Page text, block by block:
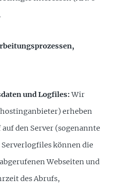
und Logfiles:Wir
erheben
den Server (sogenannte
können die
Webseiten und
des Abrufs,